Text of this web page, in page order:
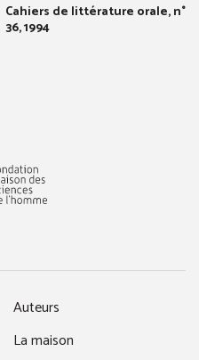
Cahiers de littérature orale, n°
36, 1994
Auteurs
La maison